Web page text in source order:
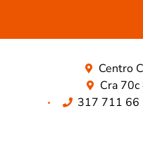
Centro
Cra
317 711 66